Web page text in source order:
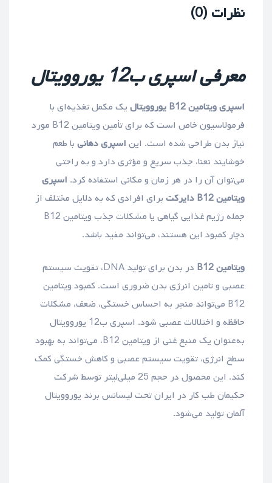
نظرات (0)
معرفی اسپریب12 یوروویتال
اسپری ویتامین B12 یوروویتال
یک مکمل تغذیه‌ای با
فرمولاسیون خاص است که برای تأمین ویتامین B12 مورد
نیاز بدن طراحی شده است. این اسپری دهانی با طعم
خوشایند نعنا، جذب سریع و مؤثری دارد و به راحتی
می‌توان آن را در هر زمان و مکانی استفاده کرد. اسپری
ویتامین B12 دایرکت
برای افرادی که به دلایل مختلف از
جمله رژیم غذایی گیاهی یا مشکلات جذب ویتامین B12
دچار کمبود این هستند، می‌تواند مفید باشد.
ویتامین B12
در بدن برای تولید DNA، تقویت سیستم
عصبی و تامین انرژی بدن ضروری است. کمبود ویتامین
B12 می‌تواند منجر به احساس خستگی، ضعف، مشکلات
حافظه و اختلالات عصبی شود. اسپری ب12 یوروویتال
به‌عنوان یک منبع غنی از ویتامین B12، می‌تواند به بهبود
سطح انرژی، تقویت سیستم عصبی و کاهش خستگی کمک
کند. این محصول در حجم 25 میلی‌لیتر توسط شرکت
حکیمان طب کار در ایران تحت لیسانس برند یوروویتال
آلمان تولید می‌شود.